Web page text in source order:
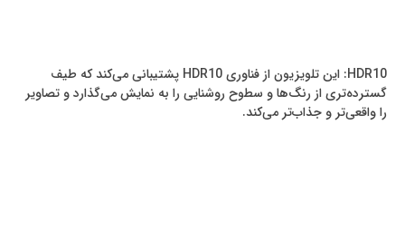
HDR10: این تلویزیون از فناوری HDR10 پشتیبانی می‌کند که طیف
گسترده‌تری از رنگ‌ها و سطوح روشنایی را به نمایش می‌گذارد و تصاویر
را واقعی‌تر و جذاب‌تر می‌کند.